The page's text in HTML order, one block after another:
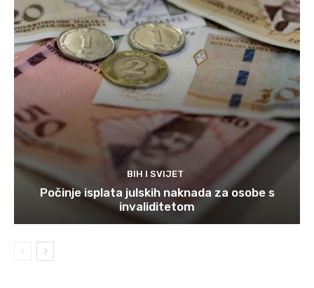
BIH I SVIJET
Počinje isplata julskih naknada za osobe s
invaliditetom